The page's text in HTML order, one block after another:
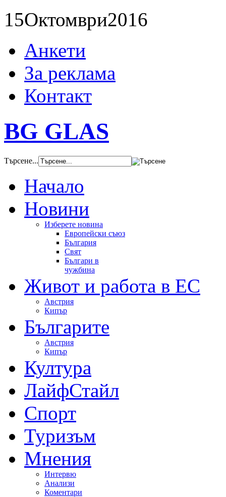
15Октомври2016
Анкети
За реклама
Контакт
BG GLAS
Търсене...
Начало
Новини
Изберете новина
Европейски съюз
България
Свят
Българи в
чужбина
Живот и работа в ЕС
Австрия
Кипър
Българите
Австрия
Кипър
Култура
ЛайфСтайл
Спорт
Туризъм
Мнения
Интервю
Анализи
Коментари